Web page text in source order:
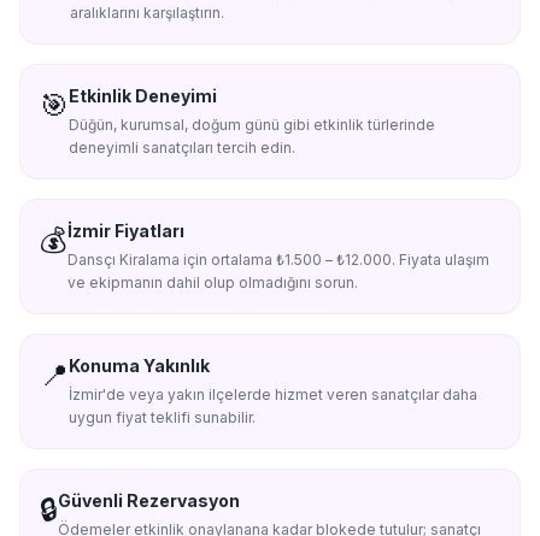
aralıklarını karşılaştırın.
🎯 Etkinlik Deneyimi
Düğün, kurumsal, doğum günü gibi etkinlik türlerinde
deneyimli sanatçıları tercih edin.
💰İzmir Fiyatları
Dansçı Kiralama için ortalama ₺1.500 – ₺12.000. Fiyata ulaşım
ve ekipmanın dahil olup olmadığını sorun.
📍 Konuma Yakınlık
İzmir'de veya yakın ilçelerde hizmet veren sanatçılar daha
uygun fiyat teklifi sunabilir.
🔒Güvenli Rezervasyon
Ödemeler etkinlik onaylanana kadar blokede tutulur; sanatçı